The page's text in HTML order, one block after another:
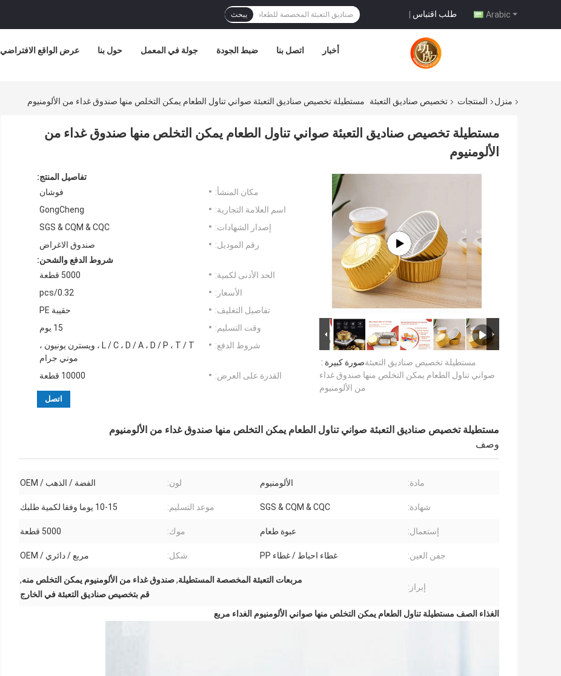
Arabic طلب اقتباس | يبحث
عرض الواقع الافتراضي حول بنا جولة في المعمل ضبط الجودة اتصل بنا أخبار
منزل المنتجات تخصيص صناديق التعبئة مستطيلة تخصيص صناديق التعبئة صواني تناول الطعام يمكن التخلص منها صندوق غداء من الألومنيوم
مستطيلة تخصيص صناديق التعبئة صواني تناول الطعام يمكن التخلص منها صندوق غداء من
الألومنيوم
صورة كبيرة :مستطيلة تخصيص صناديق التعبئة
صواني تناول الطعام يمكن التخلص منها صندوق غداء
من الألومنيوم
تفاصيل المنتج:
مكان المنشأ:
فوشان
اسم العلامة التجارية:
GongCheng
إصدار الشهادات:
SGS & CQM & CQC
رقم الموديل:
صندوق الاغراض
شروط الدفع والشحن:
الحد الأدنى لكمية:
5000 قطعة
الأسعار:
0.32/pcs
تفاصيل التغليف:
حقيبة PE
وقت التسليم:
15 يوم
شروط الدفع:
L / C ، D / A ، D / P ، T / T ، ويسترن يونيون ،
موني جرام
القدرة على العرض:
10000 قطعة
اتصل
مستطيلة تخصيص صناديق التعبئة صواني تناول الطعام يمكن التخلص منها صندوق غداء من الألومنيوم
وصف
مادة: الألومنيوم لون: الفضة / الذهب / OEM
شهادة: SGS & CQM & CQC موعد التسليم: 10-15 يوما وفقا لكمية طلبك
إستعمال: عبوة طعام موك: 5000 قطعة
جفن العين: غطاء احباط / غطاء PP شكل: مربع / دائري / OEM
إبراز:
مربعات التعبئة المخصصة المستطيلة,صندوق غداء من الألومنيوم يمكن التخلص منه,
قم بتخصيص صناديق التعبئة في الخارج
الغذاء الصف مستطيلة تناول الطعام يمكن التخلص منها صواني الألومنيوم الغداء مربع